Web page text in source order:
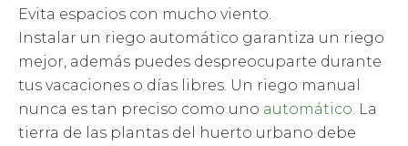
Evita espacios con mucho viento.
Instalar un riego automático garantiza un riego
mejor, además puedes despreocuparte durante
tus vacaciones o días libres. Un riego manual
nunca es tan preciso como uno automático . La
tierra de las plantas del huerto urbano debe